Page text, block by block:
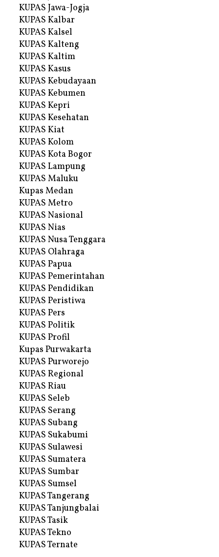
KUPAS Jawa-Jogja
KUPAS Kalbar
KUPAS Kalsel
KUPAS Kalteng
KUPAS Kaltim
KUPAS Kasus
KUPAS Kebudayaan
KUPAS Kebumen
KUPAS Kepri
KUPAS Kesehatan
KUPAS Kiat
KUPAS Kolom
KUPAS Kota Bogor
KUPAS Lampung
KUPAS Maluku
Kupas Medan
KUPAS Metro
KUPAS Nasional
KUPAS Nias
KUPAS Nusa Tenggara
KUPAS Olahraga
KUPAS Papua
KUPAS Pemerintahan
KUPAS Pendidikan
KUPAS Peristiwa
KUPAS Pers
KUPAS Politik
KUPAS Profil
Kupas Purwakarta
KUPAS Purworejo
KUPAS Regional
KUPAS Riau
KUPAS Seleb
KUPAS Serang
KUPAS Subang
KUPAS Sukabumi
KUPAS Sulawesi
KUPAS Sumatera
KUPAS Sumbar
KUPAS Sumsel
KUPAS Tangerang
KUPAS Tanjungbalai
KUPAS Tasik
KUPAS Tekno
KUPAS Ternate